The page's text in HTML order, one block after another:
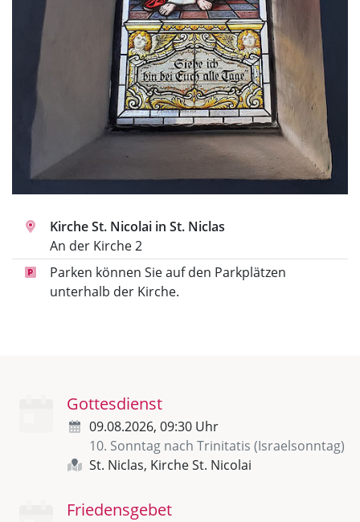
Kirche St. Nicolai in St. Niclas
An der Kirche 2
Parken können Sie auf den Parkplätzen
unterhalb der Kirche.
Gottesdienst
09.08.2026, 09:30 Uhr
10. Sonntag nach Trinitatis (Israelsonntag)
St. Niclas, Kirche St. Nicolai
Friedensgebet